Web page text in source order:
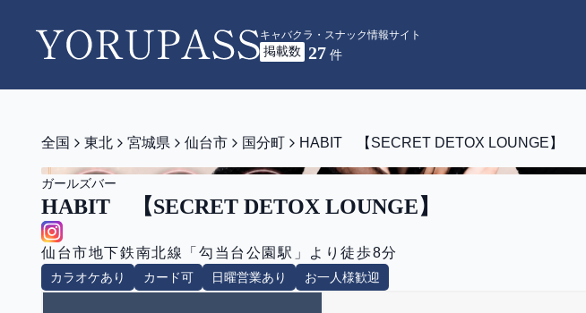
YORUPASS 掲載数 27 件
キャバクラ・スナック情報サイト
全国 東北 宮城県 仙台市 国分町 HABIT 【SECRET DETOX LOUNGE】
ガールズバー
HABIT 【SECRET DETOX LOUNGE】
仙台市地下鉄南北線「勾当台公園駅」より徒歩8分
カラオケあり カード可 日曜営業あり お一人様歓迎